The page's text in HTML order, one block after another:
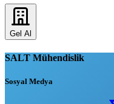
Gel Al
SALT Mühendislik
Sosyal Medya